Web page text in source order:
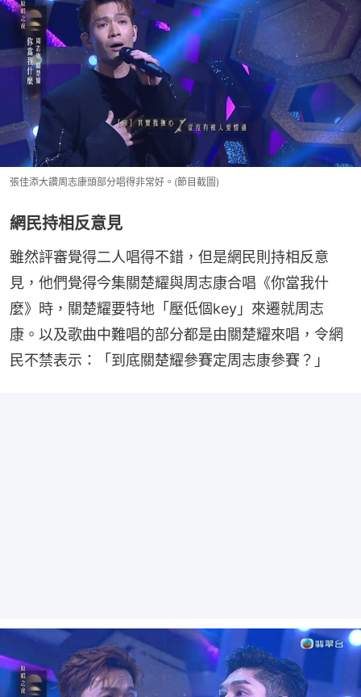
張佳添大讚周志康頭部分唱得非常好。(節目截圖)
網民持相反意見
雖然評審覺得二人唱得不錯，但是網民則持相反意
見，他們覺得今集關楚耀與周志康合唱《你當我什
麼》時，關楚耀要特地「壓低個key」來遷就周志
康。以及歌曲中難唱的部分都是由關楚耀來唱，令網
民不禁表示：「到底關楚耀參賽定周志康參賽？」